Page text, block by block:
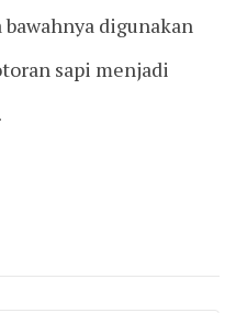
digunakan
sapi menjadi